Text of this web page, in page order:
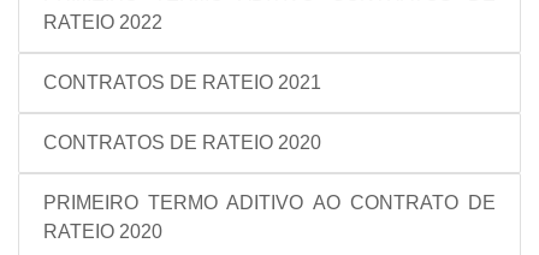
RATEIO 2022
CONTRATOS DE RATEIO 2021
CONTRATOS DE RATEIO 2020
PRIMEIRO TERMO ADITIVO AO CONTRATO DE
RATEIO 2020